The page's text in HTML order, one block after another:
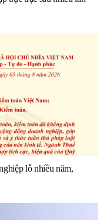
lỗ nhiều năm,